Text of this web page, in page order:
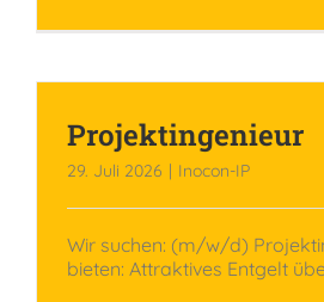
Projektingenieur
29. Juli 2026 | Inocon-IP
Wir suchen: (m/w/d)
bieten: Attraktives Entgelt